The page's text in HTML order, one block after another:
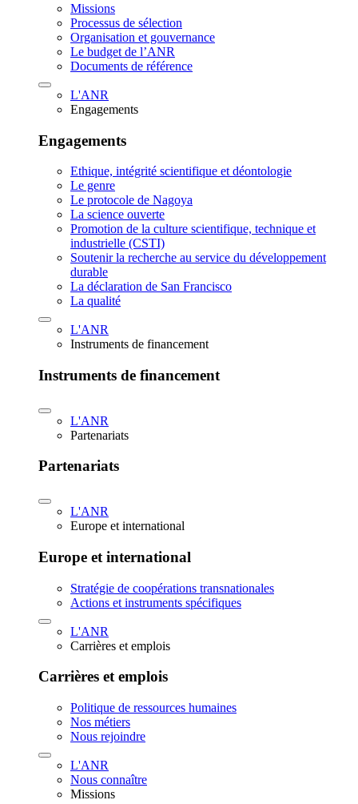
Missions
Processus de sélection
Organisation et gouvernance
Le budget de l’ANR
Documents de référence
L'ANR
Engagements
Engagements
Ethique, intégrité scientifique et déontologie
Le genre
Le protocole de Nagoya
La science ouverte
Promotion de la culture scientifique, technique et
industrielle (CSTI)
Soutenir la recherche au service du développement
durable
La déclaration de San Francisco
La qualité
L'ANR
Instruments de financement
Instruments de financement
L'ANR
Partenariats
Partenariats
L'ANR
Europe et international
Europe et international
Stratégie de coopérations transnationales
Actions et instruments spécifiques
L'ANR
Carrières et emplois
Carrières et emplois
Politique de ressources humaines
Nos métiers
Nous rejoindre
L'ANR
Nous connaître
Missions